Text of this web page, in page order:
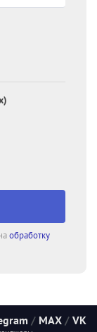
обработку
/ MAX / VK